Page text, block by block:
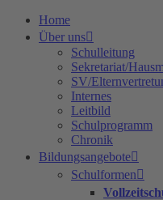
Home
Über uns
Schulleitung
Sekretariat/
SV/
Internes
Leitbild
Schulprogramm
Chronik
Bildungsangebote
Schulformen